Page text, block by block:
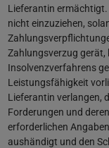
Lieferantin
nicht einzuziehen,
Zahlungsverzug
Insolvenzverfahrens
Leistungsfähigkeit
Lieferantin verlangen,
Forderungen und
erforderlichen
aushändigt und den